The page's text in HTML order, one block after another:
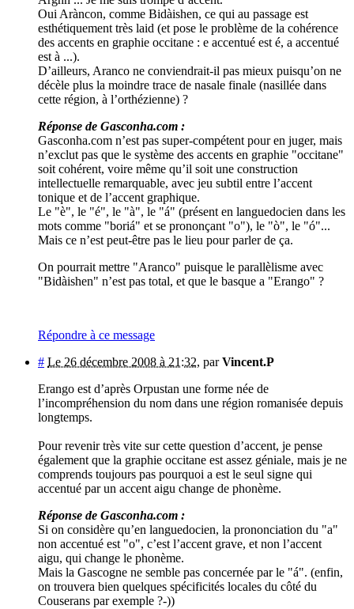
Oui Aràncon, comme Bidàishen, ce qui au passage est
esthétiquement très laid (et pose le problème de la cohérence
des accents en graphie occitane : e accentué est é, a accentué
est à ...).
D’ailleurs, Aranco ne conviendrait-il pas mieux puisqu’on ne
décèle plus la moindre trace de nasale finale (nasillée dans
cette région, à l’orthézienne) ?
Réponse de Gasconha.com :
Gasconha.com n’est pas super-compétent pour en juger, mais
n’exclut pas que le système des accents en graphie "occitane"
soit cohérent, voire même qu’il soit une construction
intellectuelle remarquable, avec jeu subtil entre l’accent
tonique et de l’accent graphique.
Le "è", le "é", le "à", le "á" (présent en languedocien dans les
mots comme "boriá" et se prononçant "o"), le "ò", le "ó"...
Mais ce n’est peut-être pas le lieu pour parler de ça.
On pourrait mettre "Aranco" puisque le parallèlisme avec
"Bidàishen" n’est pas total, et que le basque a "Erango" ?
Répondre à ce message
# Le 26 décembre 2008 à 21:32, parVincent.P
Erango est d’après Orpustan une forme née de
l’incompréhension du nom dans une région romanisée depuis
longtemps.
Pour revenir très vite sur cette question d’accent, je pense
également que la graphie occitane est assez géniale, mais je ne
comprends toujours pas pourquoi a est le seul signe qui
accentué par un accent aigu change de phonème.
Réponse de Gasconha.com :
Si on considère qu’en languedocien, la prononciation du "a"
non accentué est "o", c’est l’accent grave, et non l’accent
aigu, qui change le phonème.
Mais la Gascogne ne semble pas concernée par le "á". (enfin,
on trouvera bien quelques spécificités locales du côté du
Couserans par exemple ?-))